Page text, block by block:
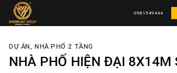
Skip
0981549444
DỰ ÁN, NHÀ PHỐ 2 TẦNG
NHÀ PHỐ HIỆN ĐẠI 8X14M